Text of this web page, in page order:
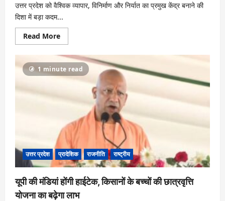
उत्तर प्रदेश को वैश्विक व्यापार, विनिर्माण और निर्यात का प्रमुख केंद्र बनाने की
दिशा में बड़ा कदम...
Read MoreRead
more
यूपीआईटीएस-2026:
उत्तर
प्रदेश
के
निर्यात
मिलेगी
वैश्विक
पहचान
1 minute read
उत्तर प्रदेश प्रादेशिक राजनीति राष्ट्रीय
यूपी की मंडियां होंगी हाईटेक, किसानों के बच्चों की छात्रवृत्ति
योजना का बढ़ेगा लाभ